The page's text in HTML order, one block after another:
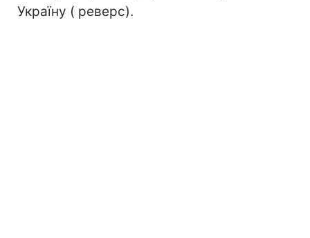
Україну ( реверс).